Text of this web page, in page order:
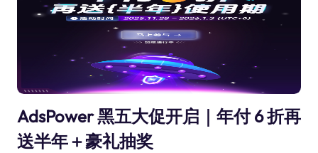
AdsPower 黑五大促开启｜年付 6 折再
送半年＋豪礼抽奖